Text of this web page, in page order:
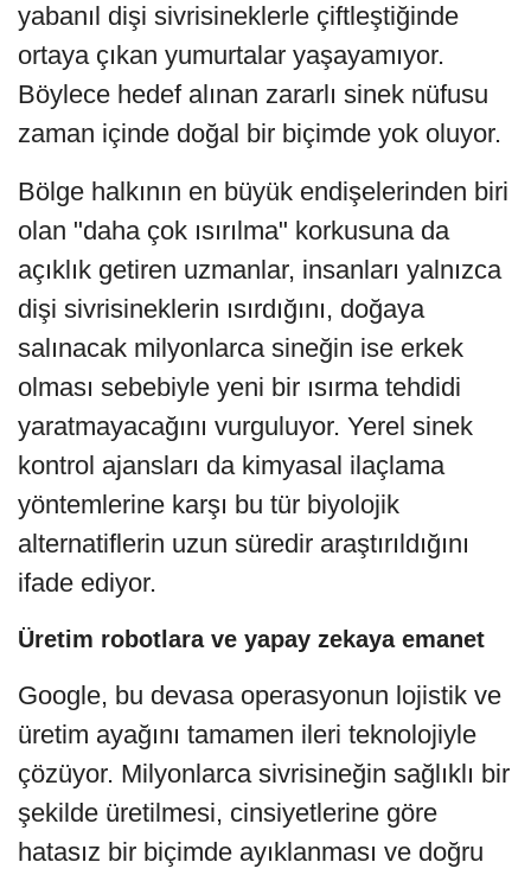
yabanıl dişi sivrisineklerle çiftleştiğinde
ortaya çıkan yumurtalar yaşayamıyor.
Böylece hedef alınan zararlı sinek nüfusu
zaman içinde doğal bir biçimde yok oluyor.
Bölge halkının en büyük endişelerinden biri
olan "daha çok ısırılma" korkusuna da
açıklık getiren uzmanlar, insanları yalnızca
dişi sivrisineklerin ısırdığını, doğaya
salınacak milyonlarca sineğin ise erkek
olması sebebiyle yeni bir ısırma tehdidi
yaratmayacağını vurguluyor. Yerel sinek
kontrol ajansları da kimyasal ilaçlama
yöntemlerine karşı bu tür biyolojik
alternatiflerin uzun süredir araştırıldığını
ifade ediyor.
Üretim robotlara ve yapay zekaya emanet
Google, bu devasa operasyonun lojistik ve
üretim ayağını tamamen ileri teknolojiyle
çözüyor. Milyonlarca sivrisineğin sağlıklı bir
şekilde üretilmesi, cinsiyetlerine göre
hatasız bir biçimde ayıklanması ve doğru